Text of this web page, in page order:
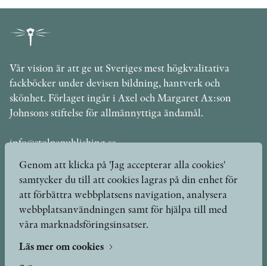
Vår vision är att ge ut Sveriges mest högkvalitativa
fackböcker under devisen bildning, hantverk och
skönhet. Förlaget ingår i Axel och Margaret Ax:son
Johnsons stiftelse för allmännyttiga ändamål.
info@stolpepublishing.se
Böcker
Författare
Hilma af Klint
Om oss
Genom att klicka på 'Jag accepterar alla cookies'
samtycker du till att cookies lagras på din enhet för
att förbättra webbplatsens navigation, analysera
webbplatsanvändningen samt för hjälpa till med
våra marknadsföringsinsatser.
Läs mer om cookies